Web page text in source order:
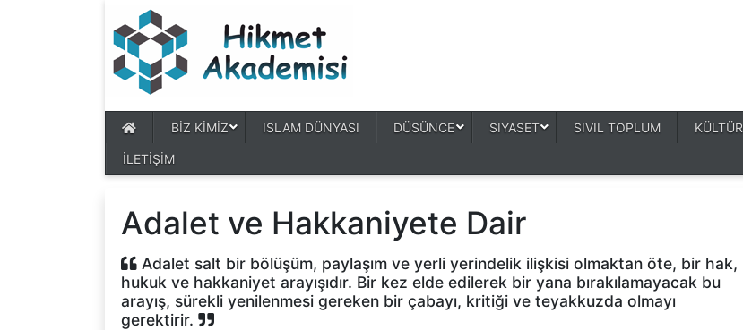
BİZ KİMİZ ISLAM DÜNYASI DÜSÜNCE SIYASET SIVIL TOPLUM KÜLTÜR
İLETİŞİM
Adalet ve Hakkaniyete Dair
Adalet salt bir bölüşüm, paylaşım ve yerli yerindelik ilişkisi olmaktan öte, bir hak,
hukuk ve hakkaniyet arayışıdır. Bir kez elde edilerek bir yana bırakılamayacak bu
arayış, sürekli yenilenmesi gereken bir çabayı, kritiği ve teyakkuzda olmayı
gerektirir.